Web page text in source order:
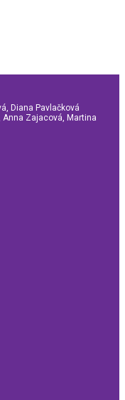
Diana Pavlačková
Zajacová, Martina